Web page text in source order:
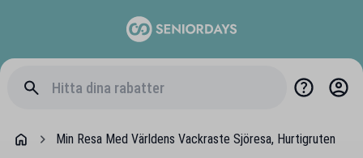
Min Resa Med Världens Vackraste Sjöresa, Hurtigruten